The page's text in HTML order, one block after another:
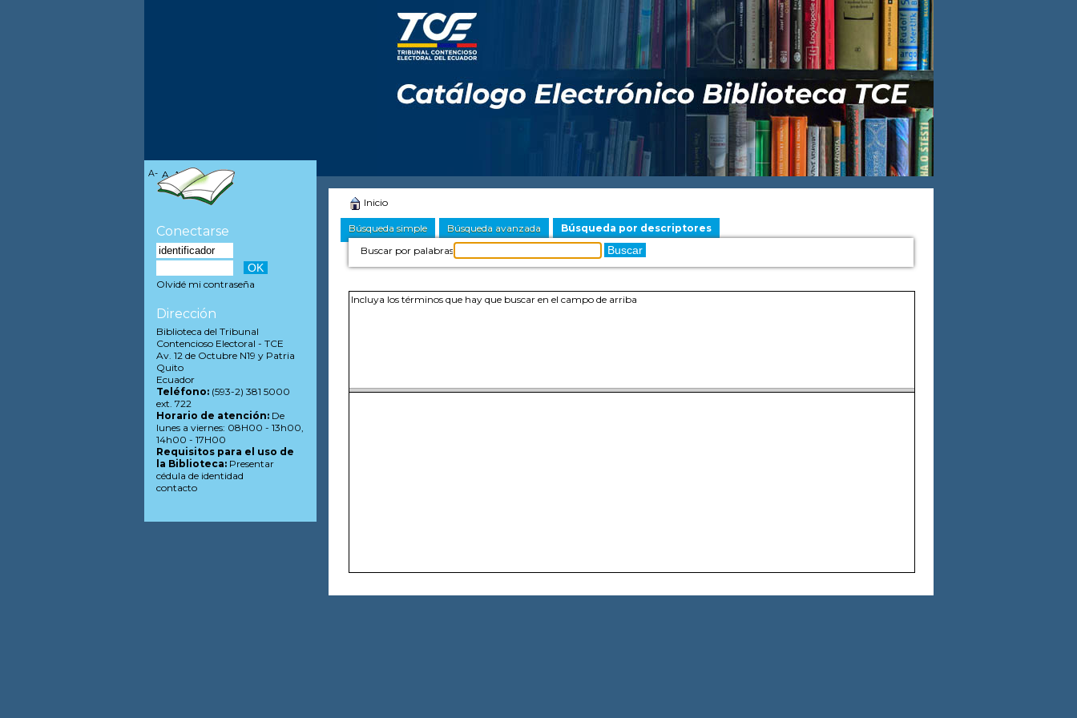
Inicio
Búsqueda simple Búsqueda avanzada
Búsqueda por descriptores
Buscar por palabras
A- A A+
Conectarse
Olvidé mi contraseña
Dirección
Biblioteca del Tribunal
Contencioso Electoral - TCE
Av. 12 de Octubre N19 y Patria
Quito
Ecuador
Teléfono:(593-2) 381 5000
ext. 722
Horario de atención:De
lunes a viernes: 08H00 - 13h00,
14h00 - 17H00
Requisitos para el uso de
la Biblioteca:Presentar
cédula de identidad
contacto